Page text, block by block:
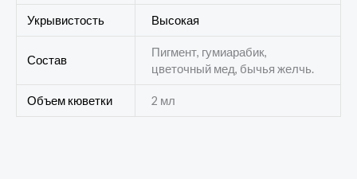
Укрывистость Высокая
Состав
Пигмент, гумиарабик,
цветочный мед, бычья желчь.
Объем кюветки 2 мл